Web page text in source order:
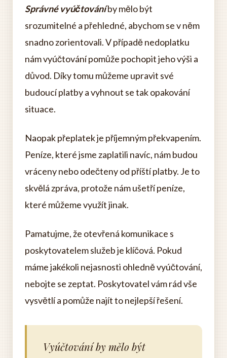
Správné vyúčtováníby mělo být
srozumitelné a přehledné, abychom se v něm
snadno zorientovali. V případě nedoplatku
nám vyúčtování pomůže pochopit jeho výši a
důvod. Díky tomu můžeme upravit své
budoucí platby a vyhnout se tak opakování
situace.
Naopak přeplatek je příjemným překvapením.
Peníze, které jsme zaplatili navíc, nám budou
vráceny nebo odečteny od příští platby. Je to
skvělá zpráva, protože nám ušetří peníze,
které můžeme využít jinak.
Pamatujme, že otevřená komunikace s
poskytovatelem služeb je klíčová. Pokud
máme jakékoli nejasnosti ohledně vyúčtování,
nebojte se zeptat. Poskytovatel vám rád vše
vysvětlí a pomůže najít to nejlepší řešení.
Vyúčtování by mělo být